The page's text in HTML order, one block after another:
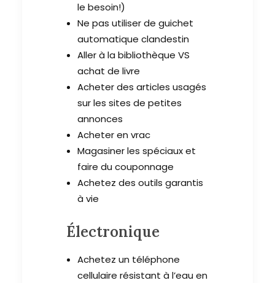
le besoin!)
Ne pas utiliser de guichet
automatique clandestin
Aller à la bibliothèque VS
achat de livre
Acheter des articles usagés
sur les sites de petites
annonces
Acheter en vrac
Magasiner les spéciaux et
faire du couponnage
Achetez des outils garantis
à vie
Électronique
Achetez un téléphone
cellulaire résistant à l’eau en